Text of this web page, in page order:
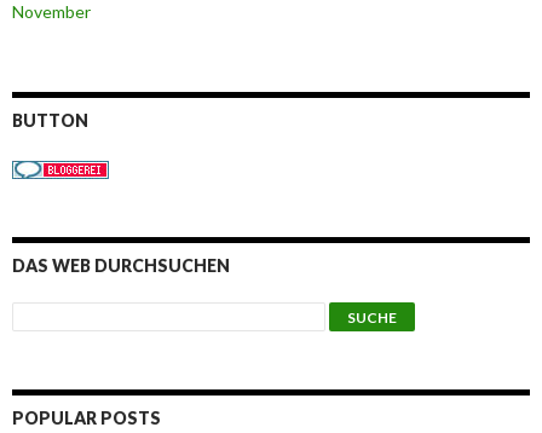
November
BUTTON
DAS WEB DURCHSUCHEN
POPULAR POSTS